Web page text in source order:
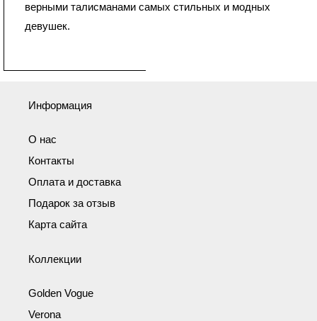
верными талисманами самых стильных и модных
девушек.
Информация
О нас
Контакты
Оплата и доставка
Подарок за отзыв
Карта сайта
Коллекции
Golden Vogue
Verona